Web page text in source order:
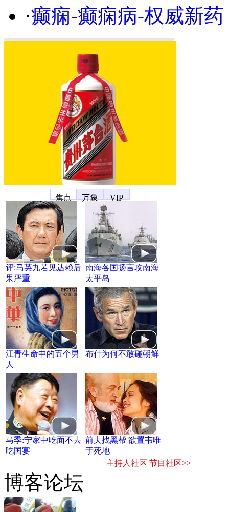
·癫痫-癫痫病-权威新药
焦点
万象 VIP
评:马英九若见达赖后
果严重
南海各国扬言攻南海
太平岛
江青生命中的五个男
人
布什为何不敢碰朝鲜
马季:宁家中吃面不去
吃国宴
前夫找黑帮 欲置韦唯
于死地
主持人社区 节目社区>>
博客论坛